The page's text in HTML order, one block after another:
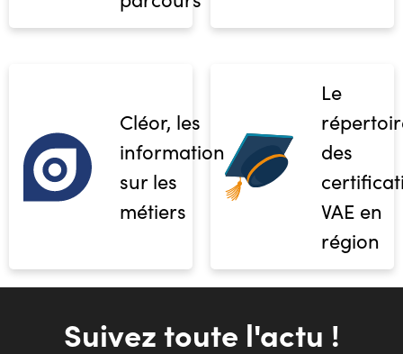
Cléor, les
informations
sur les
métiers
Le
des
VAE en
région
Suivez toute l'actu !